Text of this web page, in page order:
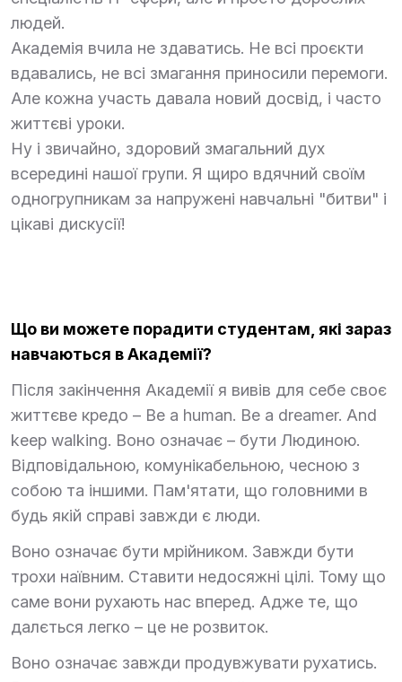
людей.
Академія вчила не здаватись. Не всі проєкти
вдавались, не всі змагання приносили перемоги.
Але кожна участь давала новий досвід, і часто
життєві уроки.
Ну і звичайно, здоровий змагальний дух
всередині нашої групи. Я щиро вдячний своїм
одногрупникам за напружені навчальні "битви" і
цікаві дискусії!
Що ви можете порадити студентам, які зараз
навчаються в Академії?
Після закінчення Академії я вивів для себе своє
життєве кредо – Be a human. Be a dreamer. And
keep walking. Воно означає – бути Людиною.
Відповідальною, комунікабельною, чесною з
собою та іншими. Пам'ятати, що головними в
будь якій справі завжди є люди.
Воно означає бути мрійником. Завжди бути
трохи наївним. Ставити недосяжні цілі. Тому що
саме вони рухають нас вперед. Адже те, що
далється легко – це не розвиток.
Воно означає завжди продувжувати рухатись.